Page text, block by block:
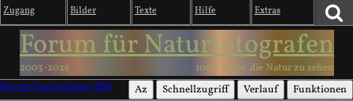
Zugang Bilder Texte Hilfe Extras
Forum für Naturfotografen
2003-2026
1000 Wege, die Natur zu sehen
Private Nachrichten (PM)
Az Schnellzugriff Verlauf Funktionen
Überarbeiten und Löschen
von Kommentaren II
Private Nachrichten (PM)
Private Nachricht (PM)
versenden